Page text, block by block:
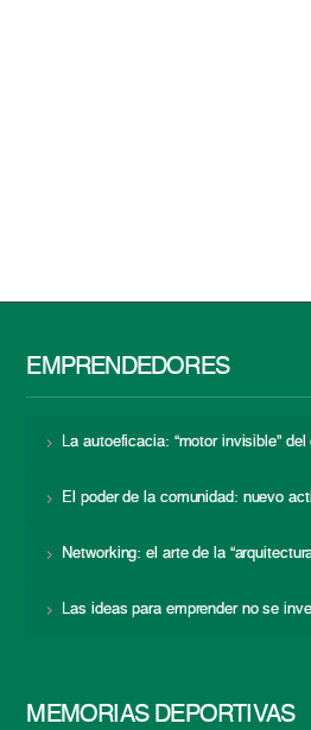
EMPRENDEDORES
La autoeficacia: “motor invisible” del
El poder de la comunidad: nuevo
Networking: el arte de la
Las ideas para emprender no se
MEMORIAS DEPORTIVAS